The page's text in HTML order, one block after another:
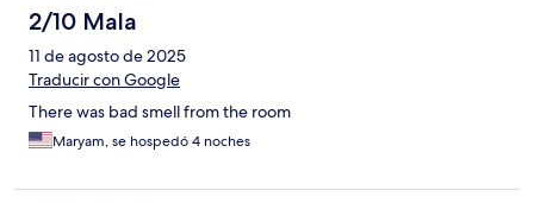
2/10 Mala
11 de agosto de 2025
Traducir con Google
There was bad smell from the room
Maryam, se hospedó 4 noches